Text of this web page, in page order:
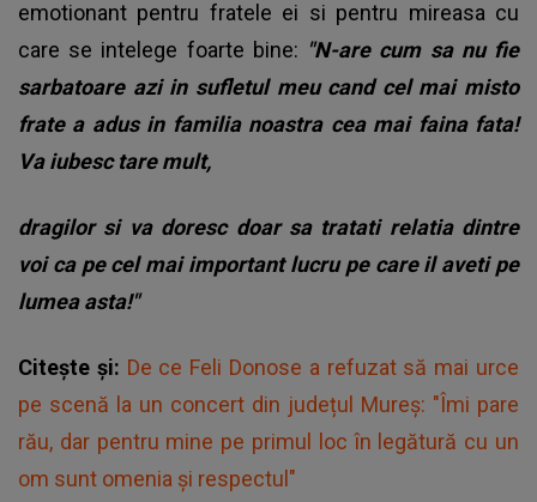
emotionant pentru fratele ei si pentru mireasa cu
care se intelege foarte bine: "N-are cum sa nu fie
sarbatoare azi in sufletul meu cand cel mai misto
frate a adus in familia noastra cea mai faina fata!
Va iubesc tare mult,
dragilor si va doresc doar sa tratati relatia dintre
voi ca pe cel mai important lucru pe care il aveti pe
lumea asta!"
Citește și: De ce Feli Donose a refuzat să mai urce
pe scenă la un concert din județul Mureș: "Îmi pare
rău, dar pentru mine pe primul loc în legătură cu un
om sunt omenia și respectul"